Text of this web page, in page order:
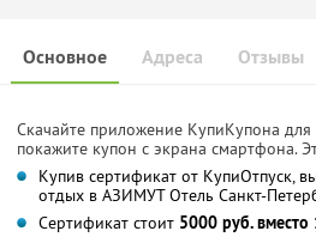
Основное Отзывы
Адреса
Скачайте приложение КупиКупона для
покажите купон с экрана смартфона.
Купив сертификат от КупиОтпуск,
отдых в АЗИМУТ Отель Санкт-
Сертификат стоит 5000 руб.